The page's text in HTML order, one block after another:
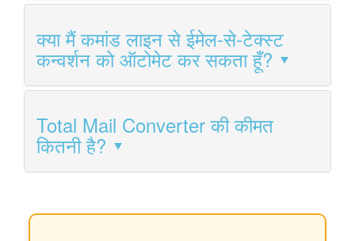
क्या मैं कमांड लाइन से ईमेल-से-टेक्स्ट
कन्वर्शन को ऑटोमेट कर सकता हूँ?
Total Mail Converter की कीमत
कितनी है?